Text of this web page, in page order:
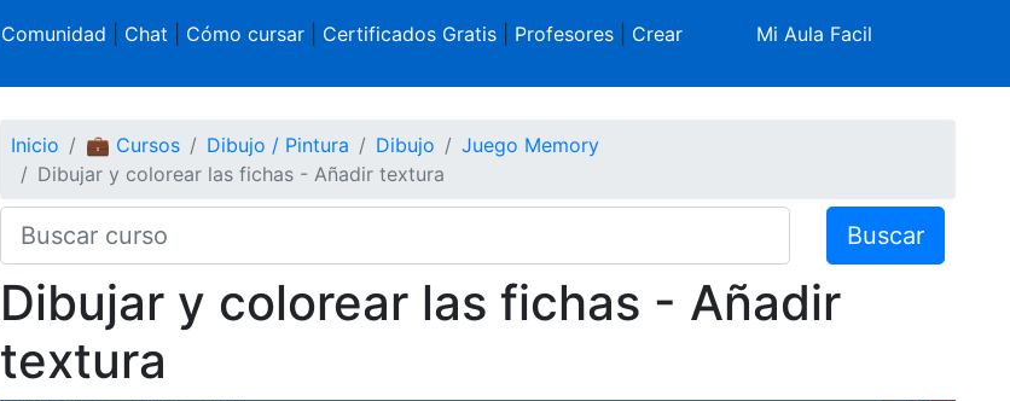
Comunidad Chat Cómo cursar| Certificados Gratis| Profesores| Crear
Mi Aula Facil
Inicio 💼 Cursos Dibujo / Pintura Dibujo
Juego Memory
Dibujar y colorear las fichas - Añadir textura
Buscar
Dibujar y colorear las fichas - Añadir
textura